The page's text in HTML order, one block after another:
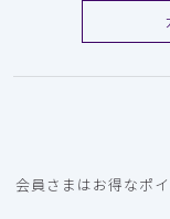
会員さまはお得なポ